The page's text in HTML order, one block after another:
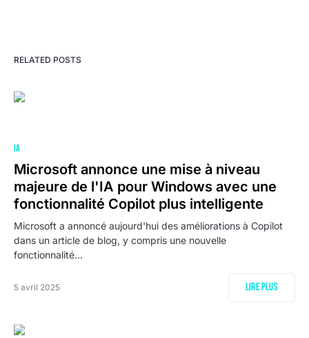
RELATED POSTS
IA
Microsoft annonce une mise à niveau
majeure de l'IA pour Windows avec une
fonctionnalité Copilot plus intelligente
Microsoft a annoncé aujourd'hui des améliorations à Copilot
dans un article de blog, y compris une nouvelle
fonctionnalité…
5 avril 2025 Lire plus